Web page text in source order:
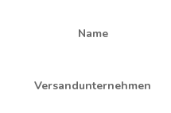
Name
Versandunternehmen